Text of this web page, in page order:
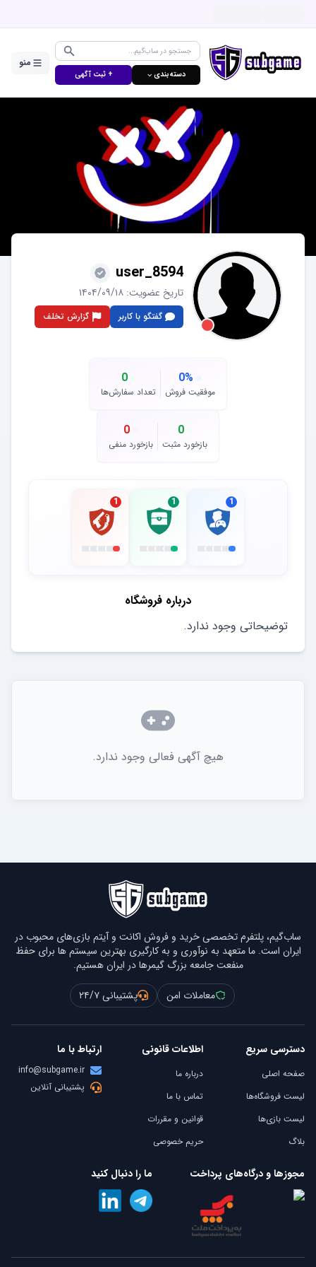
دسته‌بندی ⌵ + ثبت آگهی
منو
user_8594
تاریخ عضویت:۱۴۰۴/۰۹/۱۸
گفتگو با کاربر گزارش تخلف
0%
موفقیت فروش
0
تعداد سفارش‌ها
0
بازخورد مثبت
0
بازخورد منفی
1
1
1
درباره فروشگاه
توضیحاتی وجود ندارد.
هیچ آگهی فعالی وجود ندارد.
ساب‌گیم، پلتفرم تخصصی خرید و فروش اکانت و آیتم بازی‌های محبوب در
ایران است. ما متعهد به نوآوری و به کارگیری بهترین سیستم ها برای حفظ
منفعت جامعه بزرگ گیمرها در ایران هستیم.
معاملات امن
پشتیبانی ۲۴/۷
دسترسی سریع
صفحه اصلی
لیست فروشگاه‌ها
لیست بازی‌ها
بلاگ
اطلاعات قانونی
درباره ما
تماس با ما
قوانین و مقررات
حریم خصوصی
ارتباط با ما
info@subgame.ir
پشتیبانی آنلاین
مجوزها و درگاه‌های پرداخت ما را دنبال کنید